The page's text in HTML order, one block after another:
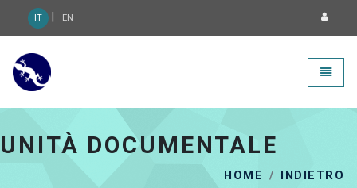
IT EN
Geca 3.0 - go to homepage
UNITÀ DOCUMENTALE
HOME INDIETRO